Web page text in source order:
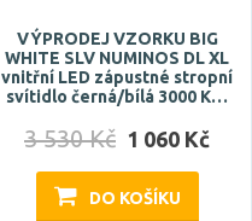
VÝPRODEJ VZORKU BIG
WHITE SLV NUMINOS DL XL
vnitřní LED zápustné stropní
svítidlo černá/bílá 3000 K…
3 530 Kč 1 060 Kč
DO KOŠÍKU